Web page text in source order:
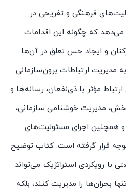
فرهنگی و تفریحی در
می‌دهد که چگونه این اقدامات
و ایجاد حس تعلق در آن‌ها
ارتباطات برون‌سازمانی
ارتباط مؤثر با ذی‌نفعان، رسانه‌ها و
مدیریت خوشنامی سازمانی،
و همچنین اجرای مسئولیت‌های
قرار گرفته است. کتاب توضیح
با رویکردی استراتژیک می‌تواند
بحران‌ها را مدیریت کنند، بلکه